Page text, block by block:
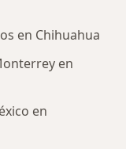
en Chihuahua
en
en